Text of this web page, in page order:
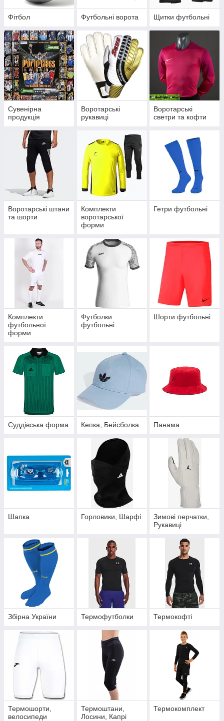
Фітбол Футбольні ворота Щитки футбольні
Сувенірна
продукція
Воротарські
рукавиці
Воротарські
светри та кофти
Воротарські штани
та шорти
Комплекти
воротарської
форми
Гетри футбольні
Комплекти
футбольної
форми
Футболки
футбольні
Шорти футбольні
Суддівська форма Кепка, Бейсболка Панама
Шапка Горловики, Шарфі
Зимові перчатки,
Рукавиці
Збірна України Термофутболки Термокофті
Термошорти,
велосипеди
Термоштани,
Лосини, Капрі
Термокомплект